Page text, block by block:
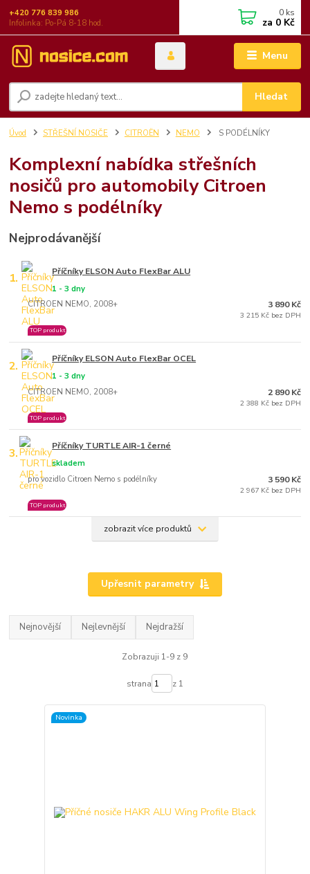
Menu
Hledat
+420 776 839 986
Infolinka: Po-Pá 8-18 hod.
0 ks
za 0 Kč
Úvod STŘEŠNÍ NOSIČE CITROËN NEMO S PODÉLNÍKY
Komplexní nabídka střešních
nosičů pro automobily Citroen
Nemo s podélníky
Nejprodávanější
1. Příčníky ELSON Auto FlexBar ALU
CITROEN NEMO, 2008+
1 - 3 dny
TOP produkt
3 890 Kč
3 215 Kč bez DPH
2. Příčníky ELSON Auto FlexBar OCEL
CITROEN NEMO, 2008+
1 - 3 dny
TOP produkt
2 890 Kč
2 388 Kč bez DPH
3. Příčníky TURTLE AIR-1 černé
pro vozidlo Citroen Nemo s podélníky
skladem
TOP produkt
3 590 Kč
2 967 Kč bez DPH
zobrazit více produktů
Upřesnit parametry
Nejnovější Nejlevnější Nejdražší
Zobrazuji 1-9 z 9
strana z 1
Novinka